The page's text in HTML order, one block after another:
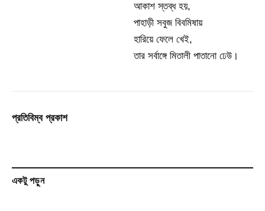
আকাশ স্তব্ধ হয়,
পাহাড়ী সবুজ বিবমিষায়
হারিয়ে ফেলে খেই,
তার সর্বাঙ্গে মিতালী পাতানো ঢেউ।
প্রতিবিম্ব প্রকাশ
একটু পড়ুন